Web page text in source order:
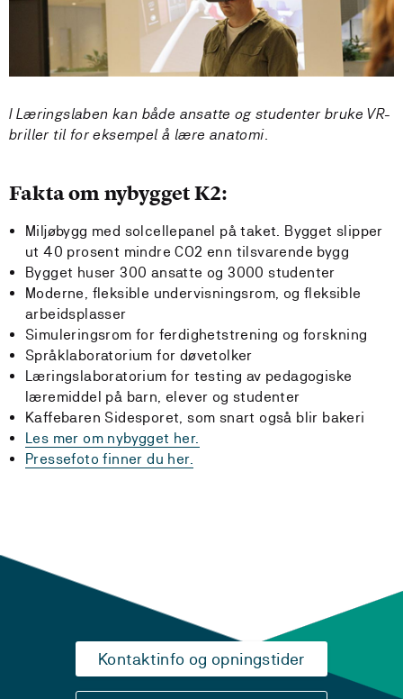
I Læringslaben kan både ansatte og studenter bruke VR-
briller til for eksempel å lære anatomi.
Fakta om nybygget K2:
Miljøbygg med solcellepanel på taket. Bygget slipper
ut 40 prosent mindre CO2 enn tilsvarende bygg
Bygget huser 300 ansatte og 3000 studenter
Moderne, fleksible undervisningsrom, og fleksible
arbeidsplasser
Simuleringsrom for ferdighetstrening og forskning
Språklaboratorium for døvetolker
Læringslaboratorium for testing av pedagogiske
læremiddel på barn, elever og studenter
Kaffebaren Sidesporet, som snart også blir bakeri
Les mer om nybygget her.
Pressefoto finner du her.
Kontaktinfo og opningstider